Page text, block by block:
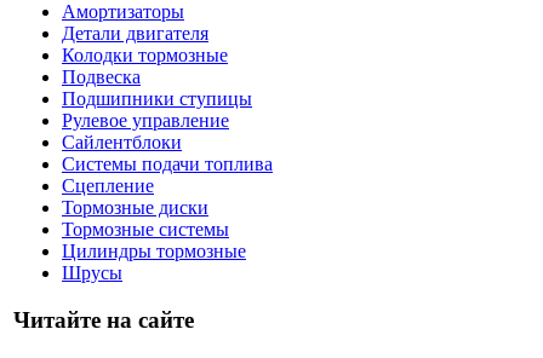
Амортизаторы
Детали двигателя
Колодки тормозные
Подвеска
Подшипники ступицы
Рулевое управление
Сайлентблоки
Системы подачи топлива
Сцепление
Тормозные диски
Тормозные системы
Цилиндры тормозные
Шрусы
Читайте на сайте